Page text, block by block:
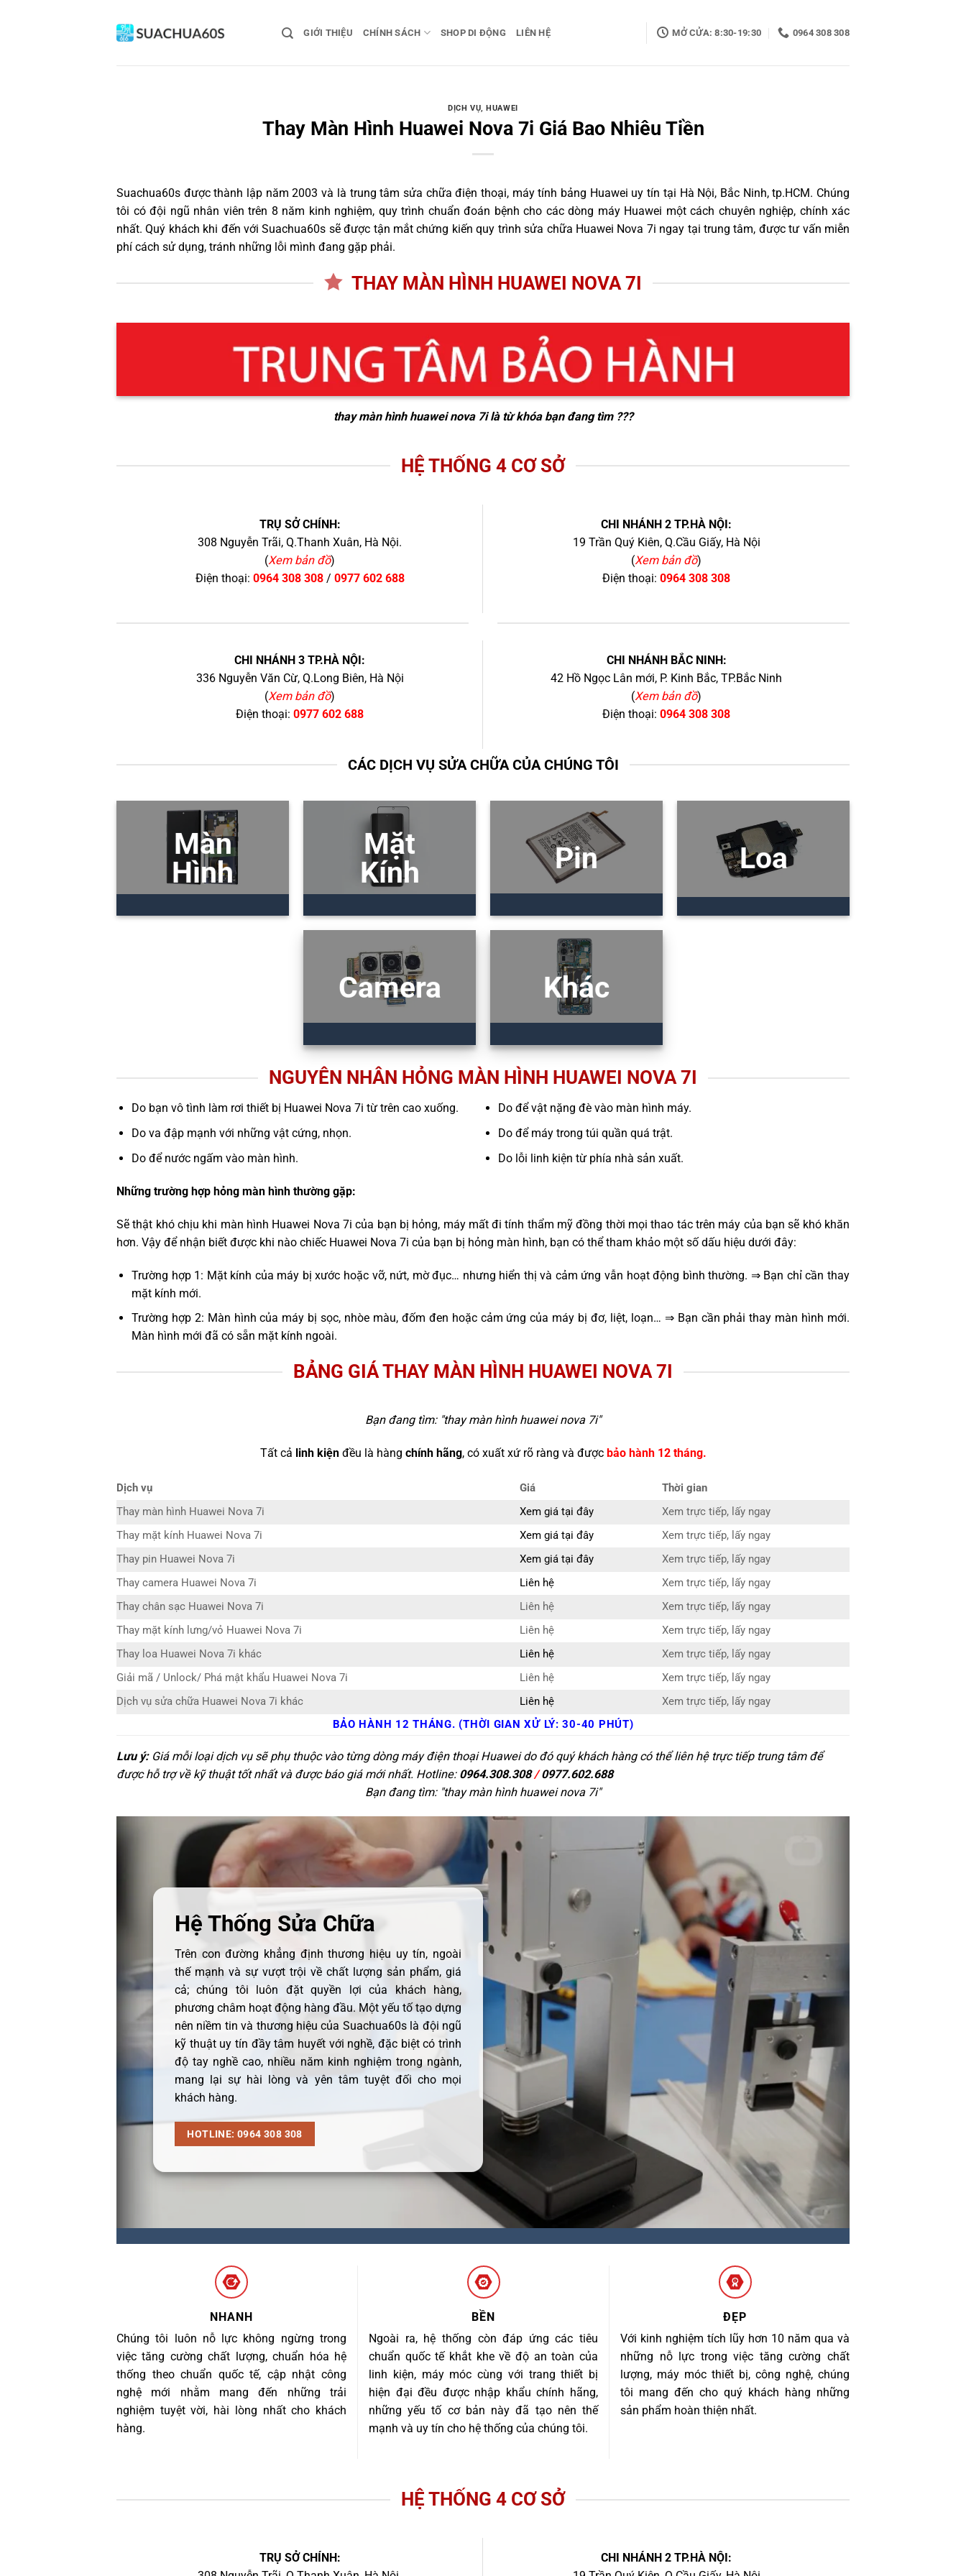
GIỚI THIỆU CHÍNH SÁCH SHOP DI ĐỘNG LIÊN HỆ MỞ CỬA: 8:30-19:30 0964 308 308
DỊCH VỤ, HUAWEI
Thay Màn Hình Huawei Nova 7i Giá Bao Nhiêu Tiền
Suachua60s được thành lập năm 2003 và là trung tâm sửa chữa điện thoại, máy tính bảng Huawei uy tín tại Hà Nội, Bắc Ninh, tp.HCM. Chúng
tôi có đội ngũ nhân viên trên 8 năm kinh nghiệm, quy trình chuẩn đoán bệnh cho các dòng máy Huawei một cách chuyên nghiệp, chính xác
nhất. Quý khách khi đến với Suachua60s sẽ được tận mắt chứng kiến quy trình sửa chữa Huawei Nova 7i ngay tại trung tâm, được tư vấn miễn
phí cách sử dụng, tránh những lỗi mình đang gặp phải.
THAY MÀN HÌNH HUAWEI NOVA 7I
thay màn hình huawei nova 7ilà từ khóa bạn đang tìm ???
HỆ THỐNG 4 CƠ SỞ
TRỤ SỞ CHÍNH:
308 Nguyễn Trãi, Q.Thanh Xuân, Hà Nội.
(Xem bản đồ)
Điện thoại: 0964 308 308/ 0977 602 688
CHI NHÁNH 2 TP.HÀ NỘI:
19 Trần Quý Kiên, Q.Cầu Giấy, Hà Nội
(Xem bản đồ)
Điện thoại: 0964 308 308
CHI NHÁNH 3 TP.HÀ NỘI:
336 Nguyễn Văn Cừ, Q.Long Biên, Hà Nội
(Xem bản đồ)
Điện thoại: 0977 602 688
CHI NHÁNH BẮC NINH:
42 Hồ Ngọc Lân mới, P. Kinh Bắc, TP.Bắc Ninh
(Xem bản đồ)
Điện thoại: 0964 308 308
CÁC DỊCH VỤ SỬA CHỮA CỦA CHÚNG TÔI
Màn
Hình
Mặt
Kính
Pin Loa
Camera Khác
NGUYÊN NHÂN HỎNG MÀN HÌNH HUAWEI NOVA 7I
Do bạn vô tình làm rơi thiết bị Huawei Nova 7i từ trên cao xuống.
Do va đập mạnh với những vật cứng, nhọn.
Do để nước ngấm vào màn hình.
Do để vật nặng đè vào màn hình máy.
Do để máy trong túi quần quá trật.
Do lỗi linh kiện từ phía nhà sản xuất.
Những trường hợp hỏng màn hình thường gặp:
Sẽ thật khó chịu khi màn hình Huawei Nova 7i của bạn bị hỏng, máy mất đi tính thẩm mỹ đồng thời mọi thao tác trên máy của bạn sẽ khó khăn
hơn. Vậy để nhận biết được khi nào chiếc Huawei Nova 7i của bạn bị hỏng màn hình, bạn có thể tham khảo một số dấu hiệu dưới đây:
Trường hợp 1: Mặt kính của máy bị xước hoặc vỡ, nứt, mờ đục… nhưng hiển thị và cảm ứng vẫn hoạt động bình thường. ⇒ Bạn chỉ cần thay
mặt kính mới.
Trường hợp 2: Màn hình của máy bị sọc, nhòe màu, đốm đen hoặc cảm ứng của máy bị đơ, liệt, loạn… ⇒ Bạn cần phải thay màn hình mới.
Màn hình mới đã có sẵn mặt kính ngoài.
BẢNG GIÁ THAY MÀN HÌNH HUAWEI NOVA 7I
Bạn đang tìm: "thay màn hình huawei nova 7i"
Tất cả linh kiệnđều là hàng chính hãng, có xuất xứ rõ ràng và được bảo hành 12 tháng.
Dịch vụ Giá
Thời gian
Thay màn hình Huawei Nova 7i
Xem giá tại đây
Xem trực tiếp, lấy ngay
Thay mặt kính Huawei Nova 7i
Xem giá tại đây
Xem trực tiếp, lấy ngay
Thay pin Huawei Nova 7i
Xem giá tại đây
Xem trực tiếp, lấy ngay
Thay camera Huawei Nova 7i
Liên hệ
Xem trực tiếp, lấy ngay
Thay chân sạc Huawei Nova 7i
Liên hệ
Xem trực tiếp, lấy ngay
Thay mặt kính lưng/vỏ Huawei Nova 7i
Liên hệ
Xem trực tiếp, lấy ngay
Thay loa Huawei Nova 7i khác
Liên hệ
Xem trực tiếp, lấy ngay
Giải mã / Unlock/ Phá mật khẩu Huawei Nova 7i
Liên hệ
Xem trực tiếp, lấy ngay
Dịch vụ sửa chữa Huawei Nova 7i khác
Liên hệ
Xem trực tiếp, lấy ngay
BẢO HÀNH 12 THÁNG. (THỜI GIAN XỬ LÝ: 30-40 PHÚT)
Lưu ý:Giá mỗi loại dịch vụ sẽ phụ thuộc vào từng dòng máy điện thoại Huawei do đó quý khách hàng có thể liên hệ trực tiếp trung tâm để
được hỗ trợ về kỹ thuật tốt nhất và được báo giá mới nhất. Hotline: 0964.308.308/0977.602.688
Bạn đang tìm: "thay màn hình huawei nova 7i"
Hệ Thống Sửa Chữa
Trên con đường khẳng định thương hiệu uy tín, ngoài
thế mạnh và sự vượt trội về chất lượng sản phẩm, giá
cả; chúng tôi luôn đặt quyền lợi của khách hàng,
phương châm hoạt động hàng đầu. Một yếu tố tạo dựng
nên niềm tin và thương hiệu của Suachua60s là đội ngũ
kỹ thuật uy tín đầy tâm huyết với nghề, đặc biệt có trình
độ tay nghề cao, nhiều năm kinh nghiệm trong ngành,
mang lại sự hài lòng và yên tâm tuyệt đối cho mọi
khách hàng.
HOTLINE: 0964 308 308
NHANH
Chúng tôi luôn nỗ lực không ngừng trong
việc tăng cường chất lượng, chuẩn hóa hệ
thống theo chuẩn quốc tế, cập nhật công
nghệ mới nhằm mang đến những trải
nghiệm tuyệt vời, hài lòng nhất cho khách
hàng.
BỀN
Ngoài ra, hệ thống còn đáp ứng các tiêu
chuẩn quốc tế khắt khe về độ an toàn của
linh kiện, máy móc cùng với trang thiết bị
hiện đại đều được nhập khẩu chính hãng,
những yếu tố cơ bản này đã tạo nên thế
mạnh và uy tín cho hệ thống của chúng tôi.
ĐẸP
Với kinh nghiệm tích lũy hơn 10 năm qua và
những nỗ lực trong việc tăng cường chất
lượng, máy móc thiết bị, công nghệ, chúng
tôi mang đến cho quý khách hàng những
sản phẩm hoàn thiện nhất.
HỆ THỐNG 4 CƠ SỞ
TRỤ SỞ CHÍNH:
CHI NHÁNH 2 TP.HÀ NỘI: